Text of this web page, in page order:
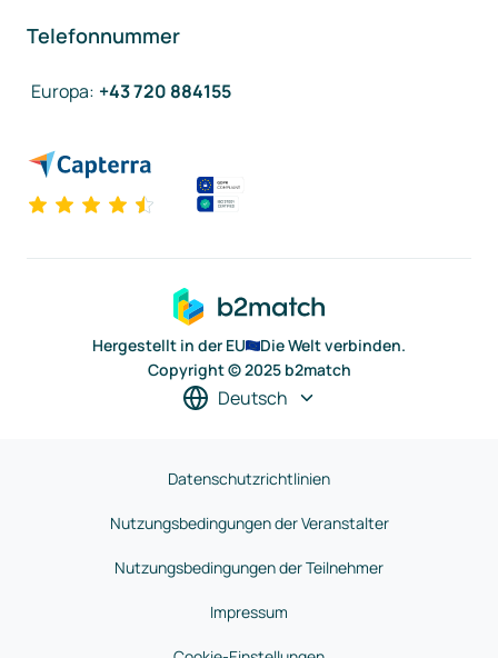
Telefonnummer
Europa: +43 720 884155
Hergestellt in der EU
Die Welt verbinden.
Copyright © 2025 b2match
Deutsch
Datenschutzrichtlinien
Nutzungsbedingungen der Veranstalter
Nutzungsbedingungen der Teilnehmer
Impressum